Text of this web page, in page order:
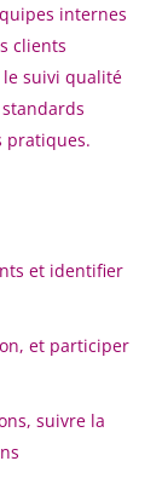
internes
clients
suivi qualité
pratiques.
et identifier
et participer
suivre la